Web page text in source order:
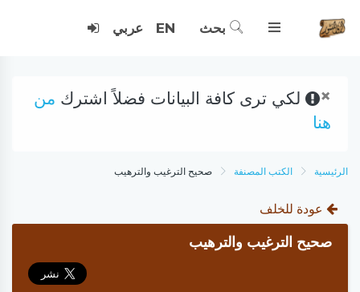
بحث EN عربي
× لكي ترى كافة البيانات فضلاً اشترك من
هنا
الرئيسية الكتب المصنفة صحيح الترغيب والترهيب
عودة للخلف
صحيح الترغيب والترهيب